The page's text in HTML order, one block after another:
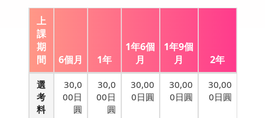
上
課
期
間
6個月 1年
1年6個
月
1年9個
月
2年
選
考
料
30,0
00日
圓
30,0
00日
圓
30,00
0日圓
30,00
0日圓
30,00
0日圓